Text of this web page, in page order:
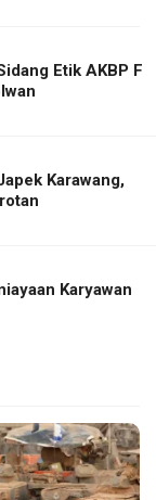
Etik AKBP F
Karawang,
Karyawan